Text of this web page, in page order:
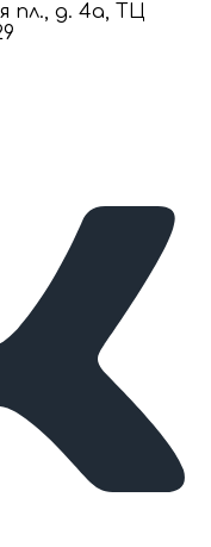
пл., д. 4а, ТЦ